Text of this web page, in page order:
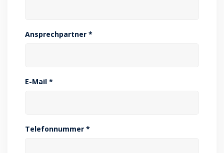
Ansprechpartner *
E-Mail *
Telefonnummer *